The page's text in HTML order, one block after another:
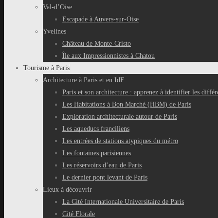
Val-d’Oise
Escapade à Auvers-sur-Oise
Yvelines
Château de Monte-Cristo
Île aux Impressionnistes à Chatou
Tourisme à Paris
Architecture à Paris et en IdF
Paris et son architecture : apprenez à identifier les
Les Habitations à Bon Marché (HBM) de Paris
Exploration architecturale autour de Paris
Les aqueducs franciliens
Les entrées de stations atypiques du métro
Les fontaines parisiennes
Les réservoirs d’eau de Paris
Le dernier pont levant de Paris
Lieux à découvrir
La Cité Internationale Universitaire de Paris
Cité Florale